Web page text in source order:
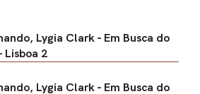
Lygia Clark - Em Busca do
Lisboa 2
Lygia Clark - Em Busca do